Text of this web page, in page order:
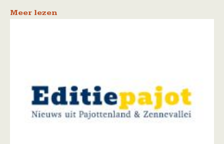
Meer lezen